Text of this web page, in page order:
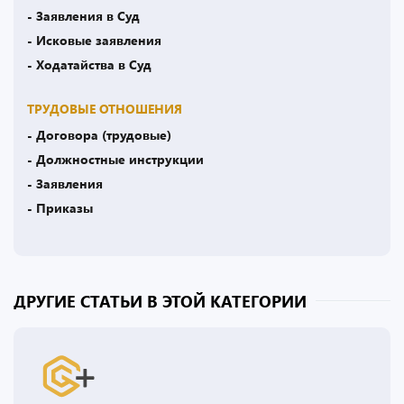
- Заявления в Суд
- Исковые заявления
- Ходатайства в Суд
ТРУДОВЫЕ ОТНОШЕНИЯ
- Договора (трудовые)
- Должностные инструкции
- Заявления
- Приказы
ДРУГИЕ СТАТЬИ В ЭТОЙ КАТЕГОРИИ